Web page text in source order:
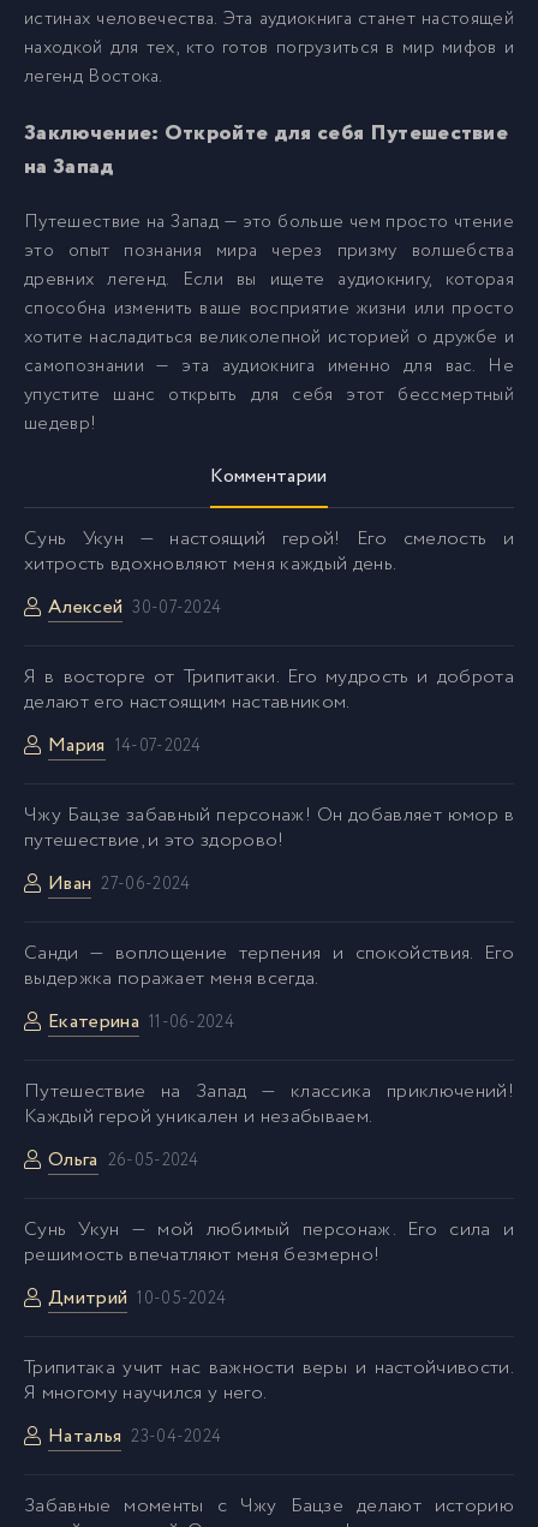
30 01-Глава 26
31 02-Глава 27
33 04-Глава 29
05-Глава 30
35 06-Глава 31
37 08-Глава 33
43
44 15-Глава 40
45 16-Глава 41
46 17-Глава 42
47 18-Глава 43
48 19-Глава 44
49 20-Глава 45
истинах человечества. Эта аудиокнига станет настоящей
находкой для тех, кто готов погрузиться в мир мифов и
легенд Востока.
Заключение: Откройте для себя Путешествие
на Запад
Путешествие на Запад — это больше чем просто чтение
это опыт познания мира через призму волшебства
древних легенд. Если вы ищете аудиокнигу, которая
способна изменить ваше восприятие жизни или просто
хотите насладиться великолепной историей о дружбе и
самопознании — эта аудиокнига именно для вас. Не
упустите шанс открыть для себя этот бессмертный
шедевр!
Комментарии
Сунь Укун — настоящий герой! Его смелость и
хитрость вдохновляют меня каждый день.
Алексей 30-07-2024
Я в восторге от Трипитаки. Его мудрость и доброта
делают его настоящим наставником.
Мария 14-07-2024
Чжу Бацзе забавный персонаж! Он добавляет юмор в
путешествие, и это здорово!
Иван 27-06-2024
Санди — воплощение терпения и спокойствия. Его
выдержка поражает меня всегда.
Екатерина 11-06-2024
Путешествие на Запад — классика приключений!
Каждый герой уникален и незабываем.
Ольга 26-05-2024
Сунь Укун — мой любимый персонаж. Его сила и
решимость впечатляют меня безмерно!
Дмитрий 10-05-2024
Трипитака учит нас важности веры и настойчивости.
Я многому научился у него.
Наталья 23-04-2024
Забавные моменты с Чжу Бацзе делают историю